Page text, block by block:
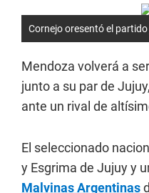
Cornejo oresentó el
Mendoza volverá a
junto a su par de Jujuy,
ante un rival de
El seleccionado
y Esgrima de Jujuy y
Malvinas Argentinas